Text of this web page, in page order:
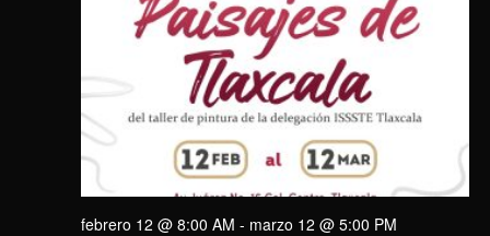
febrero 12 @ 8:00 AM - marzo 12 @ 5:00 PM